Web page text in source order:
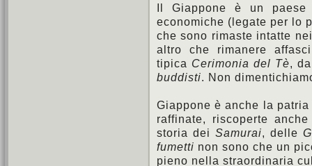
Il Giappone è un
economiche (legate per lo
che sono rimaste intatte
altro che rimanere
tipica Cerimonia del Tè,
buddisti. Non
Giappone è anche la
raffinate, riscoperte
storia dei Samurai, delle
fumetti non sono che un
pieno nella straordinaria